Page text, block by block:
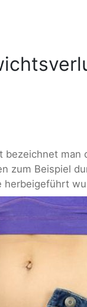
zum Beispiel
herbeigeführt